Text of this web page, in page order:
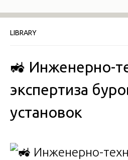
LIBRARY
🚜 Инженерно-
экспертиза
установок